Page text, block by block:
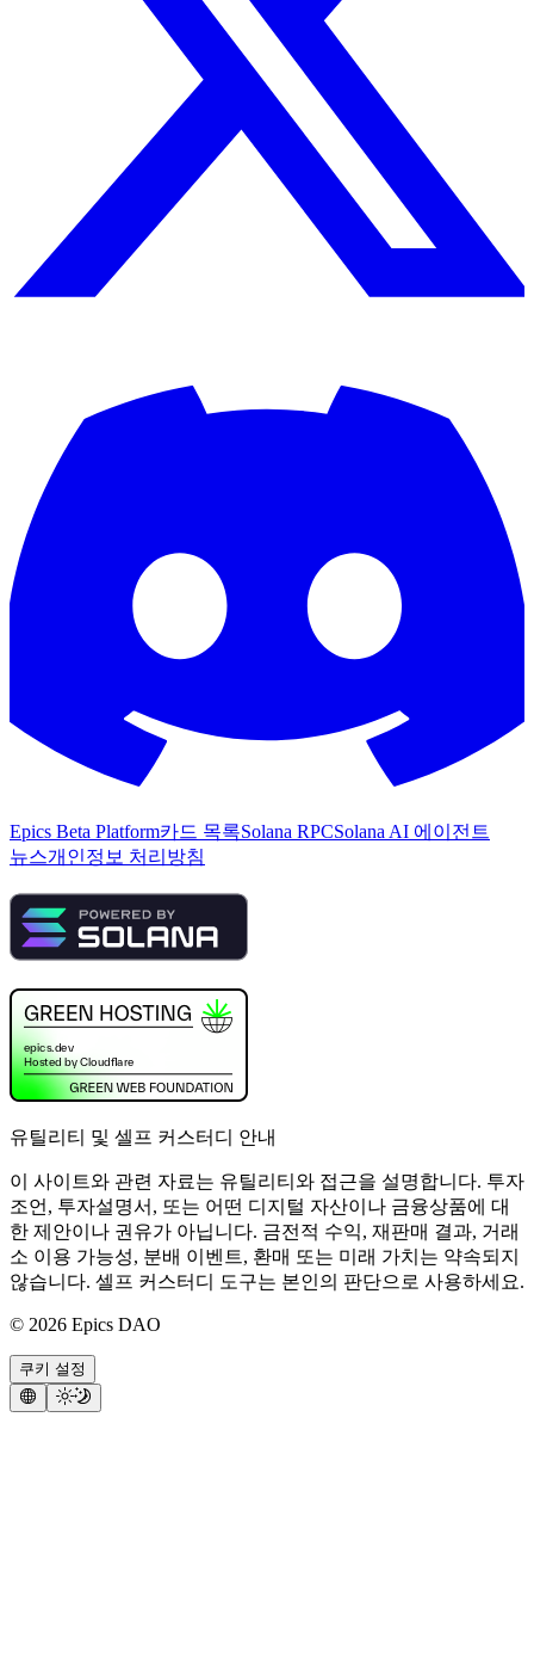
Epics Beta Platform카드 목록Solana RPCSolana AI 에이전트
뉴스개인정보 처리방침
유틸리티 및 셀프 커스터디 안내
이 사이트와 관련 자료는 유틸리티와 접근을 설명합니다. 투자
조언, 투자설명서, 또는 어떤 디지털 자산이나 금융상품에 대
한 제안이나 권유가 아닙니다. 금전적 수익, 재판매 결과, 거래
소 이용 가능성, 분배 이벤트, 환매 또는 미래 가치는 약속되지
않습니다. 셀프 커스터디 도구는 본인의 판단으로 사용하세요.
© 2026 Epics DAO
쿠키 설정